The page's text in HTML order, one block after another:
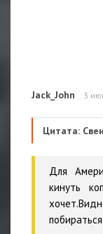
Jack_John 3
Цитата:
Для
кинуть